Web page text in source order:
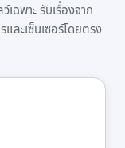
ฉพาะ รับเรื่องจาก
ละเซ็นเซอร์โดยตรง